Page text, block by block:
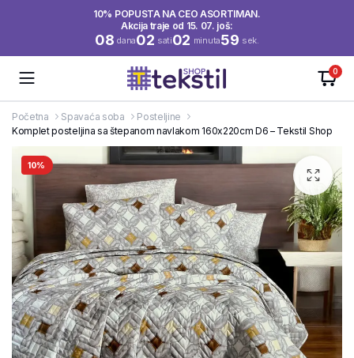
10% POPUSTA NA CEO ASORTIMAN.
Akcija traje od 15. 07. još:
08 dana02 sati02 minuta59 sek.
0
Početna Spavaća soba
Posteljine
Komplet posteljina sa štepanom navlakom 160x220cm D6 – Tekstil Shop
10%